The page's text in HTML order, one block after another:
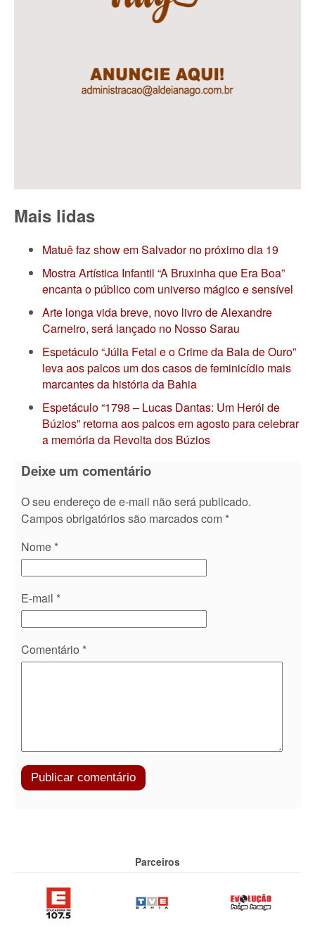
Mais lidas
Matuê faz show em Salvador no próximo dia 19
Mostra Artística Infantil “A Bruxinha que Era Boa”
encanta o público com universo mágico e sensível
Arte longa vida breve, novo livro de Alexandre
Carneiro, será lançado no Nosso Sarau
Espetáculo “Júlia Fetal e o Crime da Bala de Ouro”
leva aos palcos um dos casos de feminicídio mais
marcantes da história da Bahia
Espetáculo “1798 – Lucas Dantas: Um Herói de
Búzios” retorna aos palcos em agosto para celebrar
a memória da Revolta dos Búzios
Deixe um comentário
O seu endereço de e-mail não será publicado.
Campos obrigatórios são marcados com *
Nome *
E-mail *
Comentário *
Parceiros